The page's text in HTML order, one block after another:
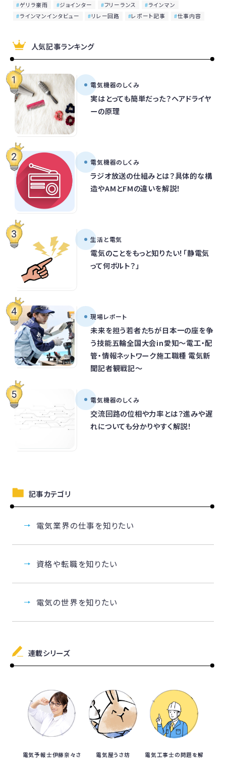
ゲリラ豪雨 ジョインター フリーランス
ラインマン
ラインマンインタビュー
リレー回路 レポート記事 仕事内容
人気記事ランキング
電気機器のしくみ
実はとっても簡単だった？ヘアドライヤ
ーの原理
電気機器のしくみ
ラジオ放送の仕組みとは？具体的な構
造やAMとFMの違いを解説！
生活と電気
電気のことをもっと知りたい！「静電気
って何ボルト？」
現場レポート
未来を担う若者たちが日本一の座を争
う技能五輪全国大会in愛知～電工・配
管・情報ネットワーク施工職種 電気新
聞記者観戦記～
電気機器のしくみ
交流回路の位相や力率とは？進みや遅
れについても分かりやすく解説！
記事カテゴリ
電気業界の仕事を知りたい
資格や転職を知りたい
電気の世界を知りたい
連載シリーズ
電気予報士伊藤奈々さ
電気屋うさ坊
電気工事士の問題を解